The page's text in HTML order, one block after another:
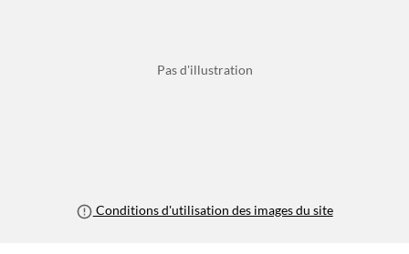
Pas d'illustration
Conditions d'utilisation des images du site